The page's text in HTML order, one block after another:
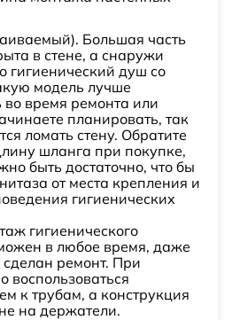
Большая часть
в стене, а снаружи
гигиенический душ со
модель лучше
во время ремонта или
планировать, так
ломать стену. Обратите
шланга при покупке,
быть достаточно, что бы
от места крепления и
гигиенических
гигиенического
в любое время, даже
ремонт. При
воспользоваться
к трубам, а конструкция
на держатели.